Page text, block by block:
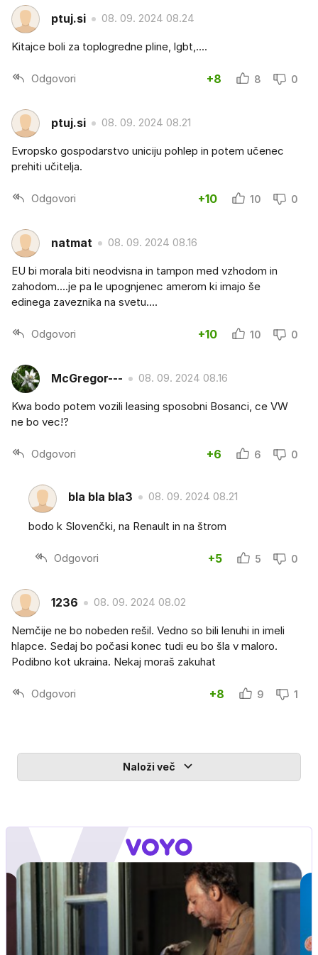
ptuj.si 08. 09. 2024 08.24
Kitajce boli za toplogredne pline, lgbt,....
Odgovori +8 8 0
ptuj.si 08. 09. 2024 08.21
Evropsko gospodarstvo uniciju pohlep in potem učenec
prehiti učitelja.
Odgovori +10 10 0
natmat 08. 09. 2024 08.16
EU bi morala biti neodvisna in tampon med vzhodom in
zahodom....je pa le upognjenec amerom ki imajo še
edinega zaveznika na svetu....
Odgovori +10 10 0
McGregor--- 08. 09. 2024 08.16
Kwa bodo potem vozili leasing sposobni Bosanci, ce VW
ne bo vec⁉️
Odgovori +6 6 0
bla bla bla3 08. 09. 2024 08.21
bodo k Slovenčki, na Renault in na štrom
Odgovori +5 5 0
1236 08. 09. 2024 08.02
Nemčije ne bo nobeden rešil. Vedno so bili lenuhi in imeli
hlapce. Sedaj bo počasi konec tudi eu bo šla v maloro.
Podibno kot ukraina. Nekaj moraš zakuhat
Odgovori +8 9 1
Naloži več